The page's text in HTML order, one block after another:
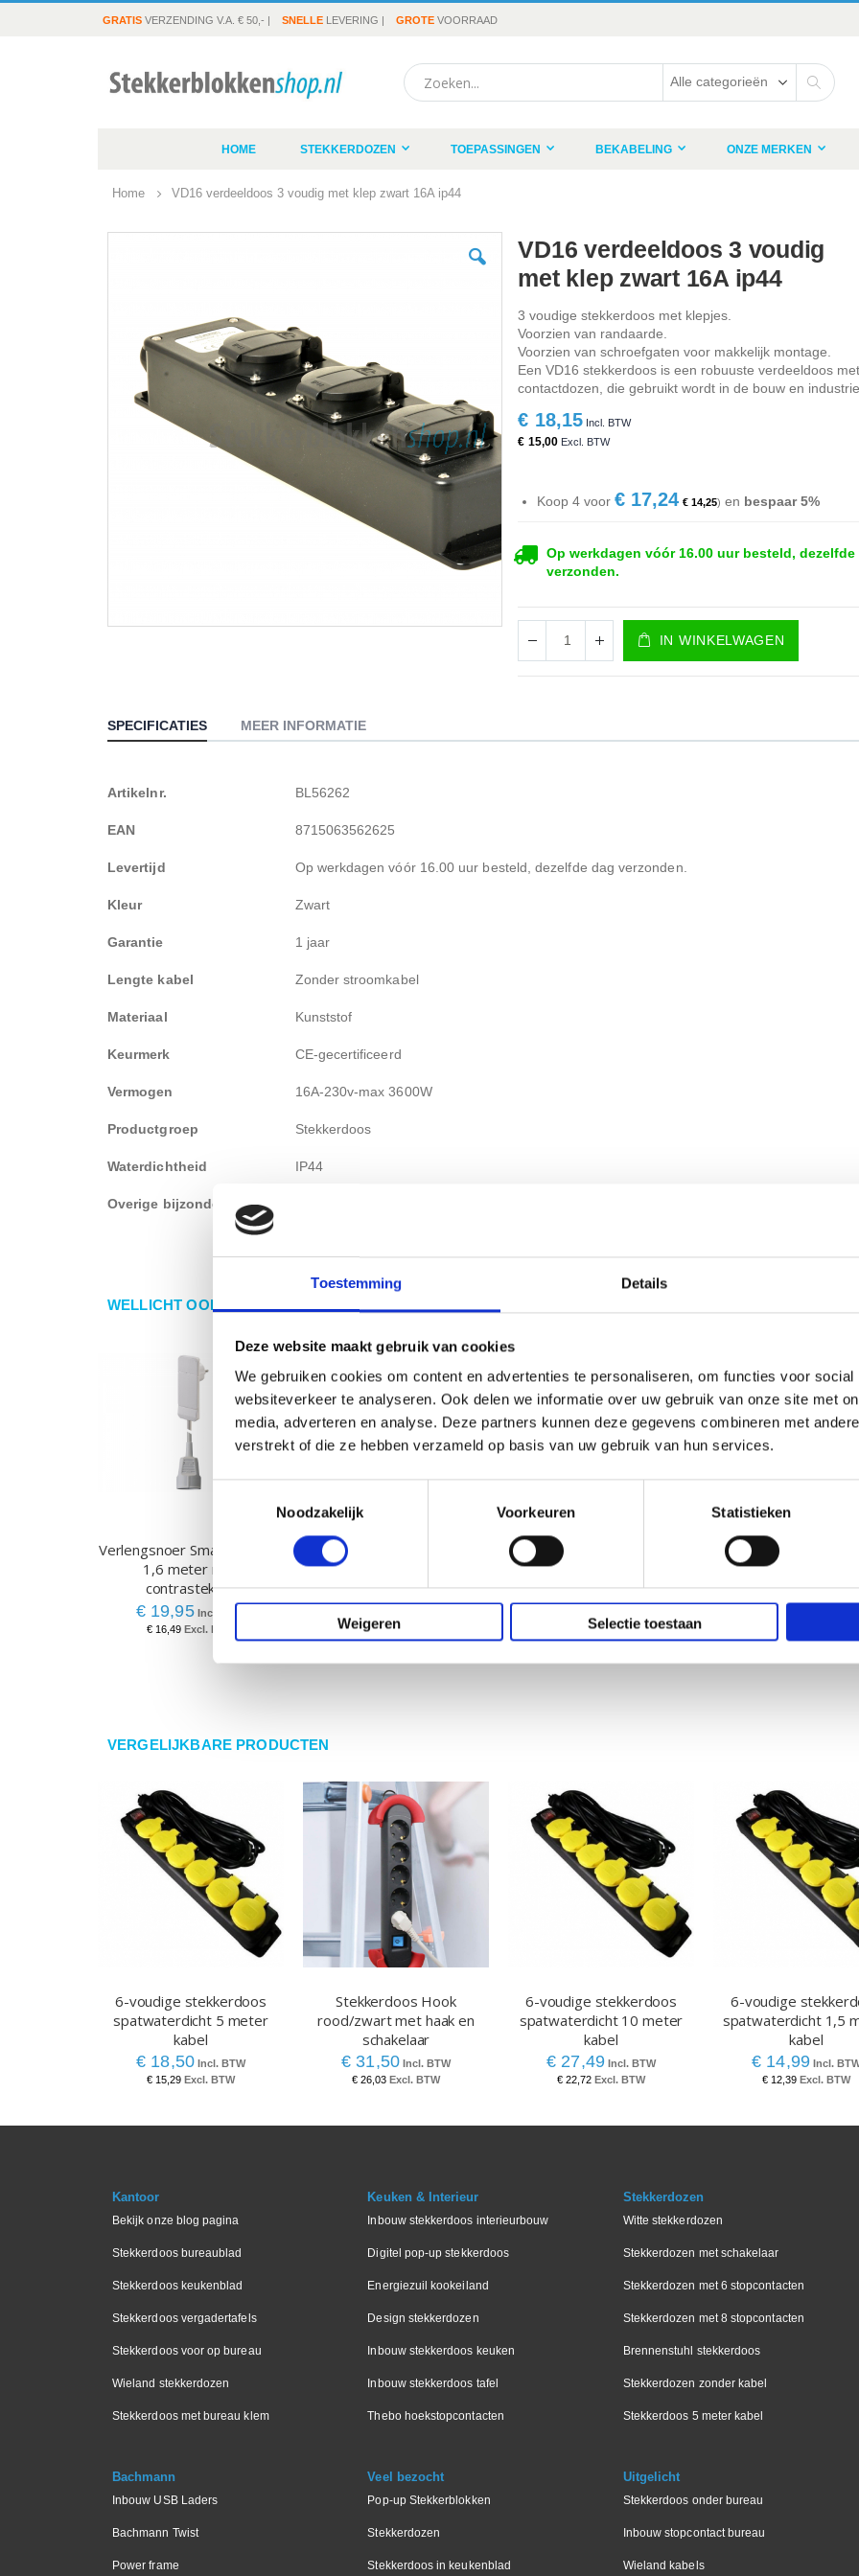
Toestemming Details
Deze website maakt gebruik van cookies
We gebruiken cookies om content en advertenties te personaliseren, om functies voor
websiteverkeer te analyseren. Ook delen we informatie over uw gebruik van onze site met
media, adverteren en analyse. Deze partners kunnen deze gegevens combineren met
verstrekt of die ze hebben verzameld op basis van uw gebruik van hun services.
Noodzakelijk
Voorkeuren Statistieken
Weigeren Selectie toestaan
GRATIS VERZENDING V.A. € 50,- | SNELLE LEVERING | GROTE VOORRAAD
Search
HOME STEKKERDOZEN TOEPASSINGEN BEKABELING ONZE MERKEN
Home VD16 verdeeldoos 3 voudig met klep zwart 16A ip44
afbeeldingen-
gallerij
de
afbeeldingen-
VD16 verdeeldoos 3 voudig
met klep zwart 16A ip44
3 voudige stekkerdoos met klepjes.
Voorzien van randaarde.
Voorzien van schroefgaten voor makkelijk montage.
Een VD16 stekkerdoos is een robuuste verdeeldoos
contactdozen, die gebruikt wordt in de bouw en
€ 18,15
€ 15,00
Koop 4 voor€ 17,24 € 14,25 en bespaar5%
Op werkdagen vóór 16.00 uur besteld, dezelfde
verzonden.
IN WINKELWAGEN
SPECIFICATIES
Meer
Artikelnr. BL56262
EAN 8715063562625
Levertijd Op werkdagen vóór 16.00 uur besteld, dezelfde dag verzonden.
Kleur Zwart
Garantie 1 jaar
Lengte kabel Zonder stroomkabel
Materiaal Kunststof
Keurmerk CE-gecertificeerd
Vermogen 16A-230v-max 3600W
Productgroep Stekkerdoos
Waterdichtheid IP44
Overige bijzonderheden:
MEER INFORMATIE
WELLICHT OOK IETS VOOR U?
Verlengsnoer Smart plug wit
1,6 meter met
contrastekker
€ 19,95
€ 16,49
Powerdot USB-C laders met
montagebeugel, zwart
€ 69,01
Stroomkabel Euro Male IEC-
320-C7 100cm zwart
VERGELIJKBARE PRODUCTEN
6-voudige stekkerdoos
spatwaterdicht 5 meter
kabel
€ 18,50
€ 15,29
Stekkerdoos Hook
rood/zwart met haak en
schakelaar
€ 31,50
€ 26,03
6-voudige stekkerdoos
spatwaterdicht 10 meter
kabel
€ 27,49
€ 22,72
6-voudige
spatwaterdicht 1,5
kabel
€ 14,99
€ 12,39
Kantoor
Bekijk onze blog pagina
Stekkerdoos bureaublad
Stekkerdoos keukenblad
Stekkerdoos vergadertafels
Stekkerdoos voor op bureau
Wieland stekkerdozen
Stekkerdoos met bureau klem
Keuken & Interieur
Inbouw stekkerdoos interieurbouw
Digitel pop-up stekkerdoos
Energiezuil kookeiland
Design stekkerdozen
Inbouw stekkerdoos keuken
Inbouw stekkerdoos tafel
Thebo hoekstopcontacten
Stekkerdozen
Witte stekkerdozen
Stekkerdozen met schakelaar
Stekkerdozen met 6 stopcontacten
Stekkerdozen met 8 stopcontacten
Brennenstuhl stekkerdoos
Stekkerdozen zonder kabel
Stekkerdoos 5 meter kabel
Bachmann
Inbouw USB Laders
Bachmann Twist
Power frame
Veel bezocht
Pop-up Stekkerblokken
Stekkerdozen
Stekkerdoos in keukenblad
Uitgelicht
Stekkerdoos onder bureau
Inbouw stopcontact bureau
Wieland kabels